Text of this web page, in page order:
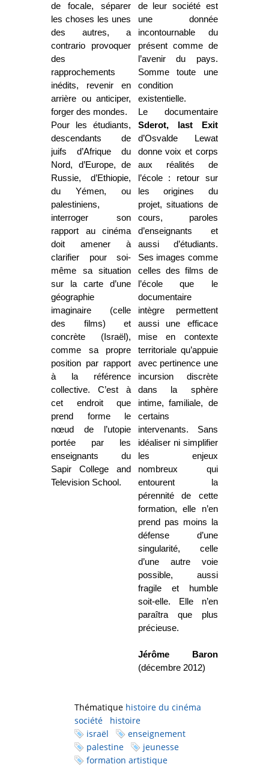
de focale, séparer
les choses les unes
des autres, a
contrario provoquer
des
rapprochements
inédits, revenir en
arrière ou anticiper,
forger des mondes.
Pour les étudiants,
descendants de
juifs d’Afrique du
Nord, d’Europe, de
Russie, d’Ethiopie,
du Yémen, ou
palestiniens,
interroger son
rapport au cinéma
doit amener à
clarifier pour soi-
même sa situation
sur la carte d’une
géographie
imaginaire (celle
des films) et
concrète (Israël),
comme sa propre
position par rapport
à la référence
collective. C’est à
cet endroit que
prend forme le
nœud de l’utopie
portée par les
enseignants du
Sapir College and
Television School.
de leur société est
une donnée
incontournable du
présent comme de
l’avenir du pays.
Somme toute une
condition
existentielle.
Le documentaire
Sderot, last Exit
d’Osvalde Lewat
donne voix et corps
aux réalités de
l’école : retour sur
les origines du
projet, situations de
cours, paroles
d’enseignants et
aussi d’étudiants.
Ses images comme
celles des films de
l’école que le
documentaire
intègre permettent
aussi une efficace
mise en contexte
territoriale qu’appuie
avec pertinence une
incursion discrète
dans la sphère
intime, familiale, de
certains
intervenants. Sans
idéaliser ni simplifier
les enjeux
nombreux qui
entourent la
pérennité de cette
formation, elle n’en
prend pas moins la
défense d’une
singularité, celle
d’une autre voie
possible, aussi
fragile et humble
soit-elle. Elle n’en
paraîtra que plus
précieuse.
Jérôme Baron
(décembre 2012)
Thématique histoire du cinéma
société
histoire
israël
enseignement
palestine
jeunesse
formation artistique